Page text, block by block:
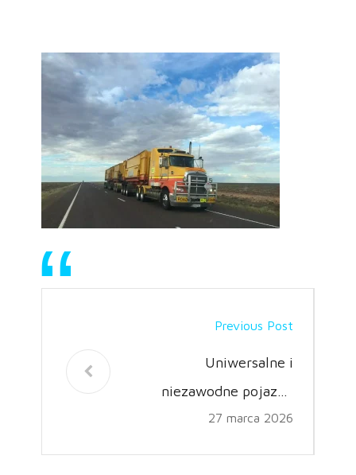
Previous Post
Uniwersalne i
niezawodne pojazdy
użytkowe. Poznaj Iveco
27 marca 2026